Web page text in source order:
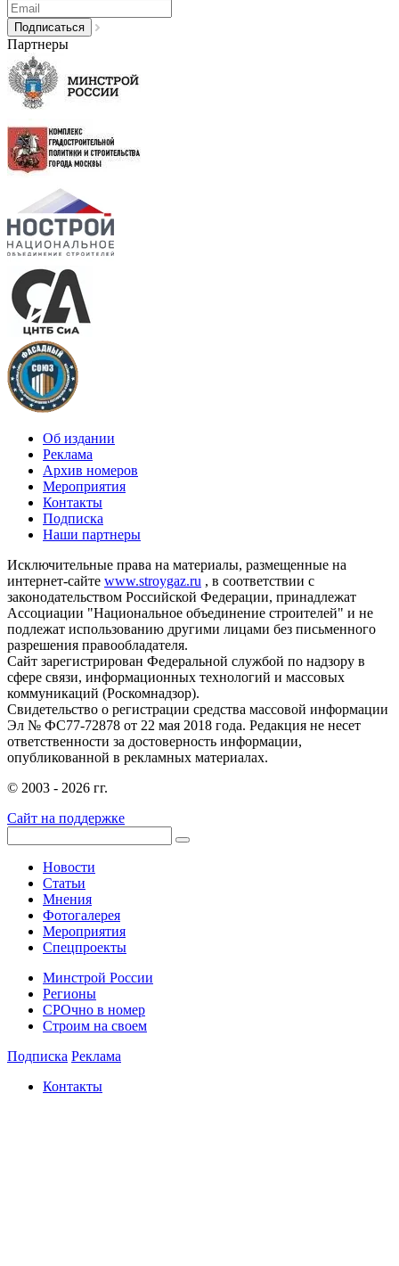
Партнеры
Об издании
Реклама
Архив номеров
Мероприятия
Контакты
Подписка
Наши партнеры
Исключительные права на материалы, размещенные на
интернет-сайте www.stroygaz.ru , в соответствии с
законодательством Российской Федерации, принадлежат
Ассоциации "Национальное объединение строителей" и не
подлежат использованию другими лицами без письменного
разрешения правообладателя.
Сайт зарегистрирован Федеральной службой по надзору в
сфере связи, информационных технологий и массовых
коммуникаций (Роскомнадзор).
Свидетельство о регистрации средства массовой информации
Эл № ФС77-72878 от 22 мая 2018 года. Редакция не несет
ответственности за достоверность информации,
опубликованной в рекламных материалах.
© 2003 - 2026 гг.
Сайт на поддержке
Новости
Статьи
Мнения
Фотогалерея
Мероприятия
Спецпроекты
Минстрой России
Регионы
СРОчно в номер
Строим на своем
Подписка Реклама
Контакты